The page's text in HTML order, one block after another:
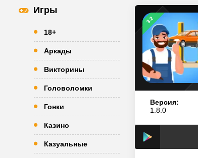
Игры
18+
Аркады
Викторины
Головоломки
Гонки
Казино
Казуальные
3.2
Версия:
1.8.0